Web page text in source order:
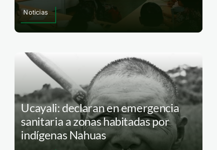
Noticias
Ucayali: declaran en emergencia
sanitaria a zonas habitadas por
indígenas Nahuas